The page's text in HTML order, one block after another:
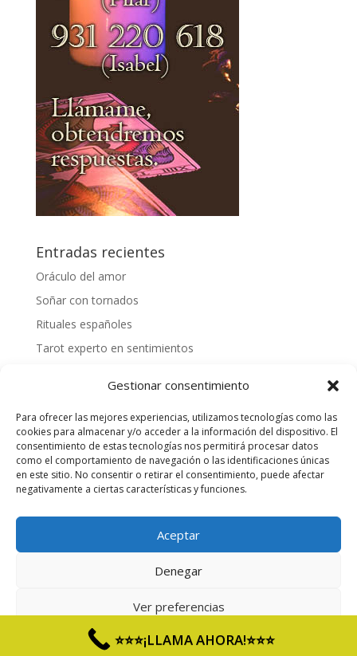
Gestionar consentimiento
Para ofrecer las mejores experiencias, utilizamos tecnologías como las
cookies para almacenar y/o acceder a la información del dispositivo. El
consentimiento de estas tecnologías nos permitirá procesar datos
como el comportamiento de navegación o las identificaciones únicas
en este sitio. No consentir o retirar el consentimiento, puede afectar
negativamente a ciertas características y funciones.
Aceptar
Denegar
Ver preferencias
Aviso Legal y Política de PrivacidadAviso Legal y Política de Privacidad
Entradas recientes
Oráculo del amor
Soñar con tornados
Rituales españoles
Tarot experto en sentimientos
¿Cómo hacer una tirada personalizada?
Videntes 20 años de experiencia
Tarotista honesta
Quiero saber mi suerte
Servicio de Entretenimiento para adultos, SOLO
1,57€/min RM.
Cookies
⭐⭐⭐¡LLAMA AHORA!⭐⭐⭐